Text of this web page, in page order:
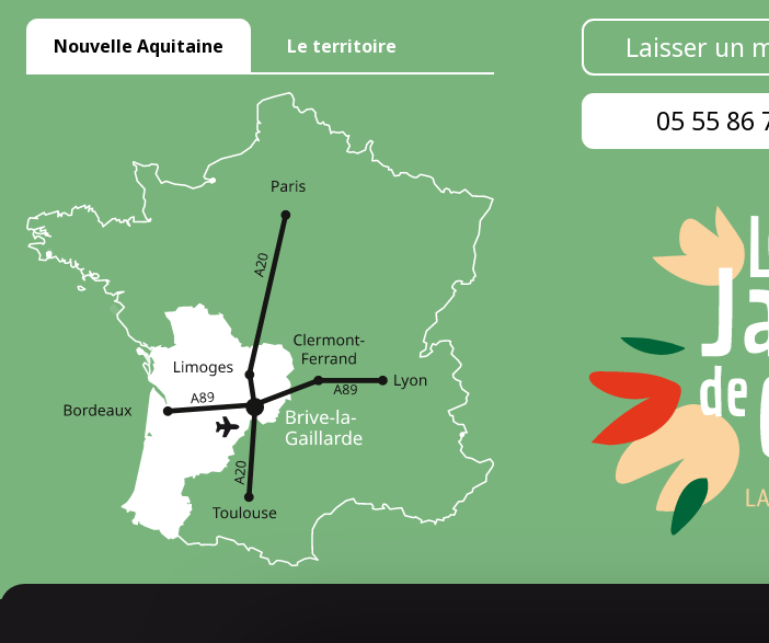
Nouvelle Aquitaine Le territoire Laisser un
05 55 86